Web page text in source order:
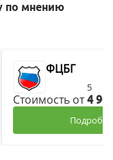
по мнению
ФЦБГ
5
Стоимость от4